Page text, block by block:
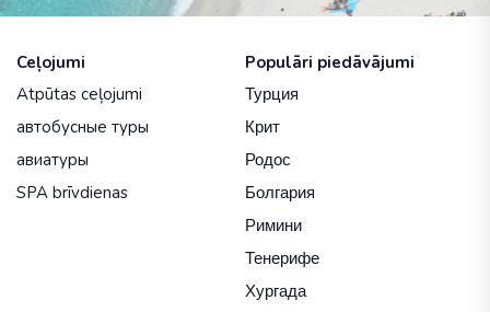
Ceļojumi
Atpūtas ceļojumi
автобусные туры
авиатуры
SPA brīvdienas
Populāri piedāvājumi
Турция
Крит
Родос
Болгария
Римини
Тенерифе
Хургада